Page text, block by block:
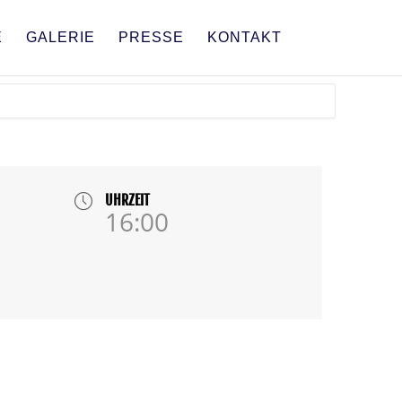
GALERIE PRESSE KONTAKT
UHRZEIT
16:00